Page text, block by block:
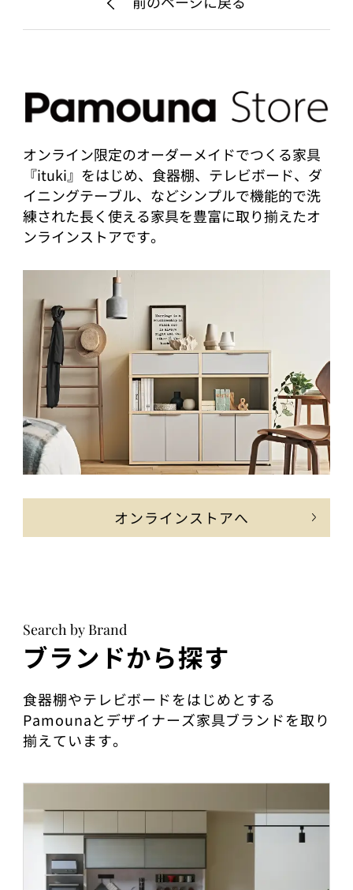
オンライン限定のオーダーメイドでつくる家具
『ituki』をはじめ、食器棚、テレビボード、ダ
イニングテーブル、などシンプルで機能的で洗
練された長く使える家具を豊富に取り揃えたオ
ンラインストアです。
オンラインストアへ
Search by Brand
ブランドから探す
食器棚やテレビボードをはじめとする
Pamounaとデザイナーズ家具ブランドを取り
揃えています。